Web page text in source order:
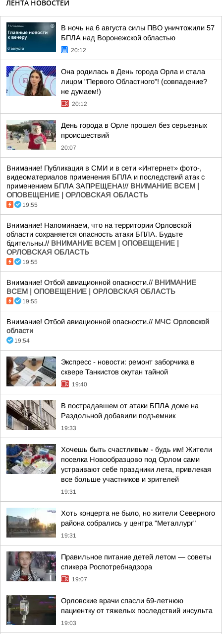
ЛЕНТА НОВОСТЕЙ
В ночь на 6 августа силы ПВО уничтожили 57
БПЛА над Воронежской областью
20:12
Она родилась в День города Орла и стала
лицом "Первого Областного"! (совпадение?
не думаем!)
20:12
День города в Орле прошел без серьезных
происшествий
20:07
Внимание! Публикация в СМИ и в сети «Интернет» фото-,
видеоматериалов применения БПЛА и последствий атак с
применением БПЛА ЗАПРЕЩЕНА!// ВНИМАНИЕ ВСЕМ |
ОПОВЕЩЕНИЕ | ОРЛОВСКАЯ ОБЛАСТЬ
19:55
Внимание! Напоминаем, что на территории Орловской
области сохраняется опасность атаки БПЛА. Будьте
бдительны.// ВНИМАНИЕ ВСЕМ | ОПОВЕЩЕНИЕ |
ОРЛОВСКАЯ ОБЛАСТЬ
19:55
Внимание! Отбой авиационной опасности.// ВНИМАНИЕ
ВСЕМ | ОПОВЕЩЕНИЕ | ОРЛОВСКАЯ ОБЛАСТЬ
19:55
Внимание! Отбой авиационной опасности.// МЧС Орловской
области
19:54
Экспресс - новости: ремонт заборчика в
сквере Танкистов окутан тайной
19:40
В пострадавшем от атаки БПЛА доме на
Раздольной добавили подъемник
19:33
Хочешь быть счастливым - будь им! Жители
поселка Новообразцово под Орлом сами
устраивают себе праздники лета, привлекая
все больше участников и зрителей
19:31
Хоть концерта не было, но жители Северного
района собрались у центра "Металлург"
19:31
Правильное питание детей летом — советы
спикера Роспотребнадзора
19:07
Орловские врачи спасли 69-летнюю
пациентку от тяжелых последствий инсульта
19:03